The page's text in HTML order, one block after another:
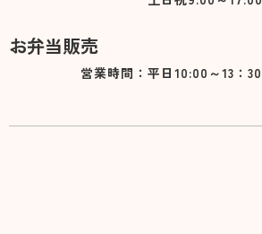
お弁当販売
営業時間：平日10:00～13：30